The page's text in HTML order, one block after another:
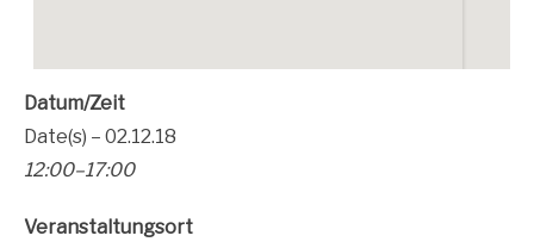
Datum/Zeit
Date(s) – 02.12.18
12:00–17:00
Ver­an­stal­tungs­ort